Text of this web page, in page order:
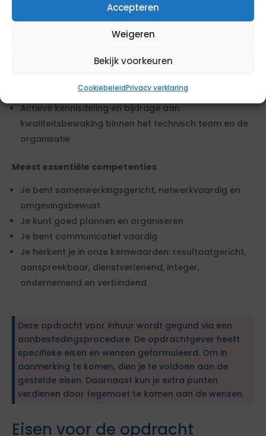
Accepteren
Weigeren
Bekijk voorkeuren
CookiebeleidPrivacy verklaring
kwaliteitsstandaarden gedurende het gehele
Beoordeling van aflever- en opleverdossiers
proces te verbeteren
Actieve kennisdeling en bijdrage aan
kwaliteitsbewaking binnen het technisch team en de
organisatie
Meest essentiële competenties
Je bent samenwerkingsgericht, netwerkvaardig en
omgevingsbewust
Je kunt goed plannen en organiseren
Je bent communicatief vaardig
Je herkent je in onze kernwaarden: resultaatgericht,
aanspreekbaar, dienstverlenend, integer,
ondernemend en verbindend
Deze opdracht voor inhuur wordt gegund via een
aanbestedingsprocedure. De opdrachtgever heeft
specifieke eisen en wensen geformuleerd. Om in
aanmerking te komen, dien je te voldoen aan de
gestelde eisen. Daarnaast kun je extra punten
verdienen door tegemoet te komen aan de wensen.
Eisen voor de opdracht